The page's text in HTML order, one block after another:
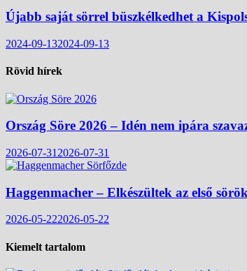
Újabb saját sörrel büszkélkedhet a
2024-09-132024-09-13
Rövid hírek
Ország Söre 2026 – Idén nem ipára
2026-07-31 2026-07-31
Haggenmacher – Elkészültek az első
2026-05-222026-05-22
Kiemelt tartalom